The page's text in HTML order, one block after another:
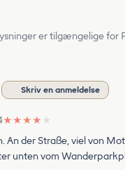
er tilgængelige for
Skriv en anmeldelse
★ ★ ★ ★ ★
An der Straße, viel von
unten vom